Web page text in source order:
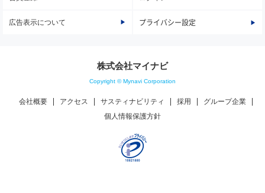
広告表示について プライバシー設定
株式会社マイナビ
Copyright © Mynavi Corporation
会社概要 アクセス サスティナビリティ 採用
グループ企業
個人情報保護方針